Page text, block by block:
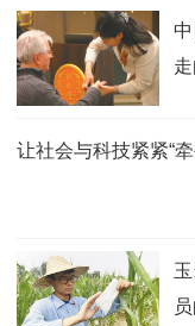
让社会与科技紧紧“牵